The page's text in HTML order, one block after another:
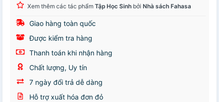
Xem thêm các tác phẩm Tập Học Sinh bởi Nhà sách Fahasa
Giao hàng toàn quốc
Được kiểm tra hàng
Thanh toán khi nhận hàng
Chất lượng, Uy tín
7 ngày đổi trả dễ dàng
Hỗ trợ xuất hóa đơn đỏ